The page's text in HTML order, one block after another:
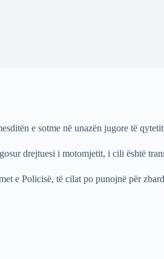
e sotme në unazën jugore të
drejtuesi i motomjetit, i cili është
e Policisë, të cilat po punojnë për